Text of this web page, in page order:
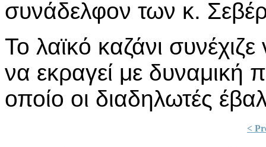
συνάδελφον των κ.
Το λαϊκό καζάνι
να εκραγεί με δυναμική
οποίο οι διαδηλωτές
<